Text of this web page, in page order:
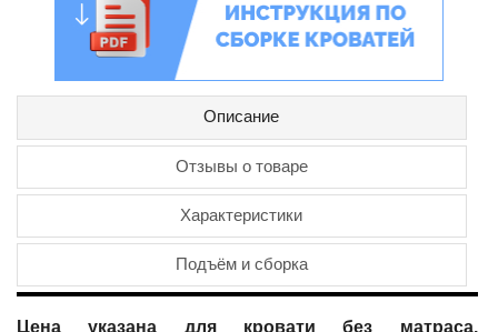
Описание
Отзывы о товаре
Характеристики
Подъём и сборка
Цена указана для кровати без матраса.